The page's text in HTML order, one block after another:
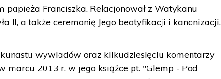
papieża Franciszka. Relacjonował z Watykanu
II, a także ceremonię Jego beatyfikacji i kanonizacji.
wywiadów oraz kilkudziesięciu komentarzy
marcu 2013 r. w jego książce pt. "Glemp - Pod